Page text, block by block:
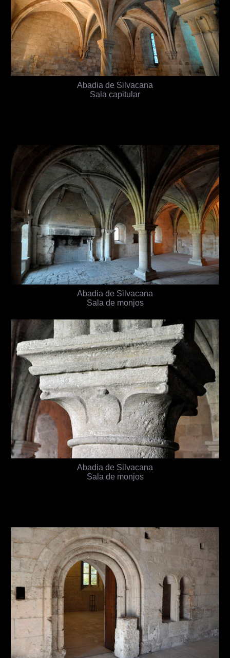
Abadia de Silvacana
Sala capitular
Abadia de Silvacana
Sala de monjos
Abadia de Silvacana
Sala de monjos